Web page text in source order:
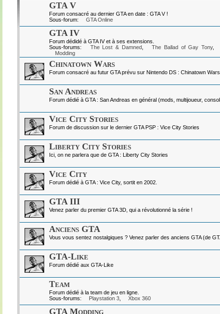
GTA V
Forum consacré au dernier GTA en date : GTA V !
Sous-forum:
GTA Online
GTA IV
Forum dédidé à GTA IV et à ses extensions.
Sous-forums:
The Lost & Damned, The Ballad of Gay Tony,
Modding
Chinatown Wars
Forum consacré au futur GTA prévu sur Nintendo DS : Chinatown Wars
San Andreas
Forum dédié à GTA : San Andreas en général (mods, multijoueur,
Vice City Stories
Forum de discussion sur le dernier GTA PSP : Vice City Stories
Liberty City Stories
Ici, on ne parlera que de GTA : Liberty City Stories
Vice City
Forum dédié à GTA : Vice City, sortit en 2002.
GTA III
Venez parler du premier GTA 3D, qui a révolutionné la série !
Anciens GTA
Vous vous sentez nostalgiques ? Venez parler des anciens GTA (de
GTA-Like
Forum dédié aux GTA-Like
Team
Forum dédié à la team de jeu en ligne.
Sous-forums:
Playstation 3, Xbox 360
GTA Modding